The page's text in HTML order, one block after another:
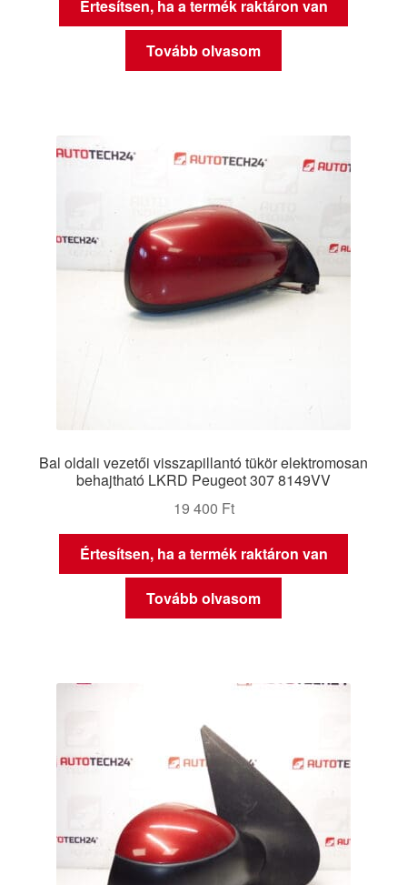
Értesítsen, ha a termék raktáron van
Tovább olvasom
Bal oldali vezetői visszapillantó tükör elektromosan
behajtható LKRD Peugeot 307 8149VV
19 400 Ft
Értesítsen, ha a termék raktáron van
Tovább olvasom